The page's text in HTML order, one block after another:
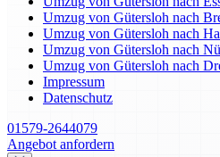
Umzug von Gütersloh nach
Umzug von Gütersloh nach
Umzug von Gütersloh nach
Umzug von Gütersloh nach
Impressum
Datenschutz
01579-2644079
Angebot anfordern